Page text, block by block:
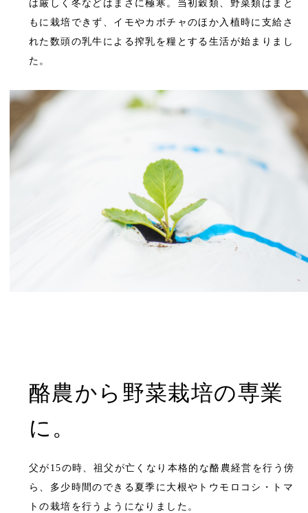
は厳しく冬などはまさに極寒。当初穀類、野菜類はまと
もに栽培できず、イモやカボチャのほか入植時に支給さ
れた数頭の乳牛による搾乳を糧とする生活が始まりまし
た。
酪農から野菜栽培の専業
に。
父が15の時、祖父が亡くなり本格的な酪農経営を行う傍
ら、多少時間のできる夏季に大根やトウモロコシ・トマ
トの栽培を行うようになりました。